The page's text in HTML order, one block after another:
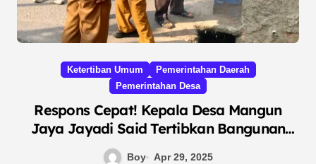
Ketertiban Umum
Pemerintahan Daerah
Pemerintahan Desa
Respons Cepat! Kepala Desa Mangun
Jaya Jayadi Said Tertibkan Bangunan
Liar di Aliran Sungai
Boy Apr 29, 2025